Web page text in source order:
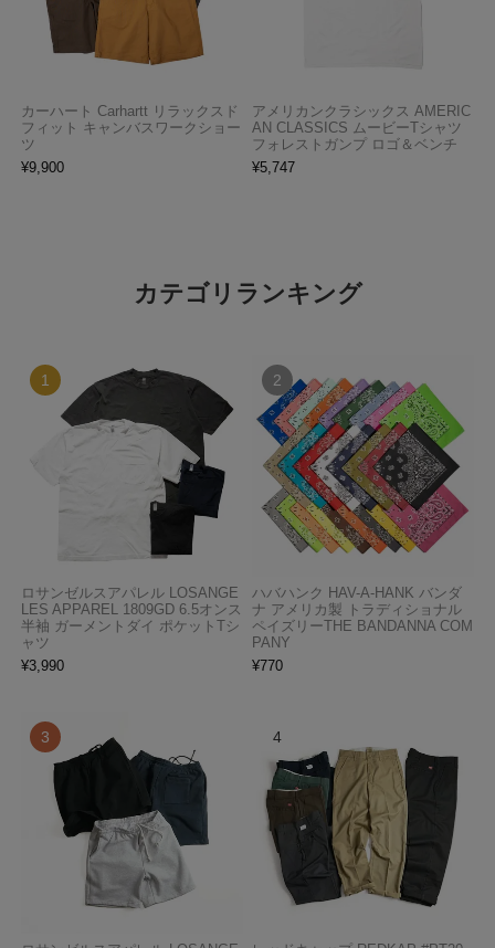
カーハート Carhartt リラックスド
フィット キャンバスワークショー
ツ
¥9,900
アメリカンクラシックス AMERIC
AN CLASSICS ムービーTシャツ
フォレストガンプ ロゴ＆ベンチ
¥5,747
カテゴリランキング
ロサンゼルスアパレル LOSANGE
LES APPAREL 1809GD 6.5オンス
半袖 ガーメントダイ ポケットTシ
ャツ
¥3,990
ハバハンク HAV-A-HANK バンダ
ナ アメリカ製 トラディショナル
ペイズリーTHE BANDANNA COM
PANY
¥770